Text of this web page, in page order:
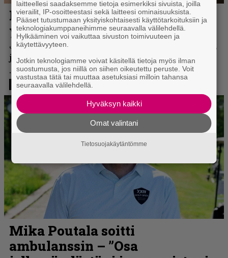
laitteellesi saadaksemme tietoja esimerkiksi sivuista, joilla
vierailit, IP-osoitteestasi sekä laitteesi ominaisuuksista.
Pääset tutustumaan yksityiskohtaisesti käyttötarkoituksiin ja
teknologiakumppaneihimme seuraavalla välilehdellä.
Hylkääminen voi vaikuttaa sivuston toimivuuteen ja
käytettävyyteen.
Jotkin teknologiamme voivat käsitellä tietoja myös ilman
suostumusta, jos niillä on siihen oikeutettu peruste. Voit
vastustaa tätä tai muuttaa asetuksiasi milloin tahansa
seuraavalla välilehdellä.
Hyväksyn kaikki
Omat valintani
Tietosuojakäytäntömme